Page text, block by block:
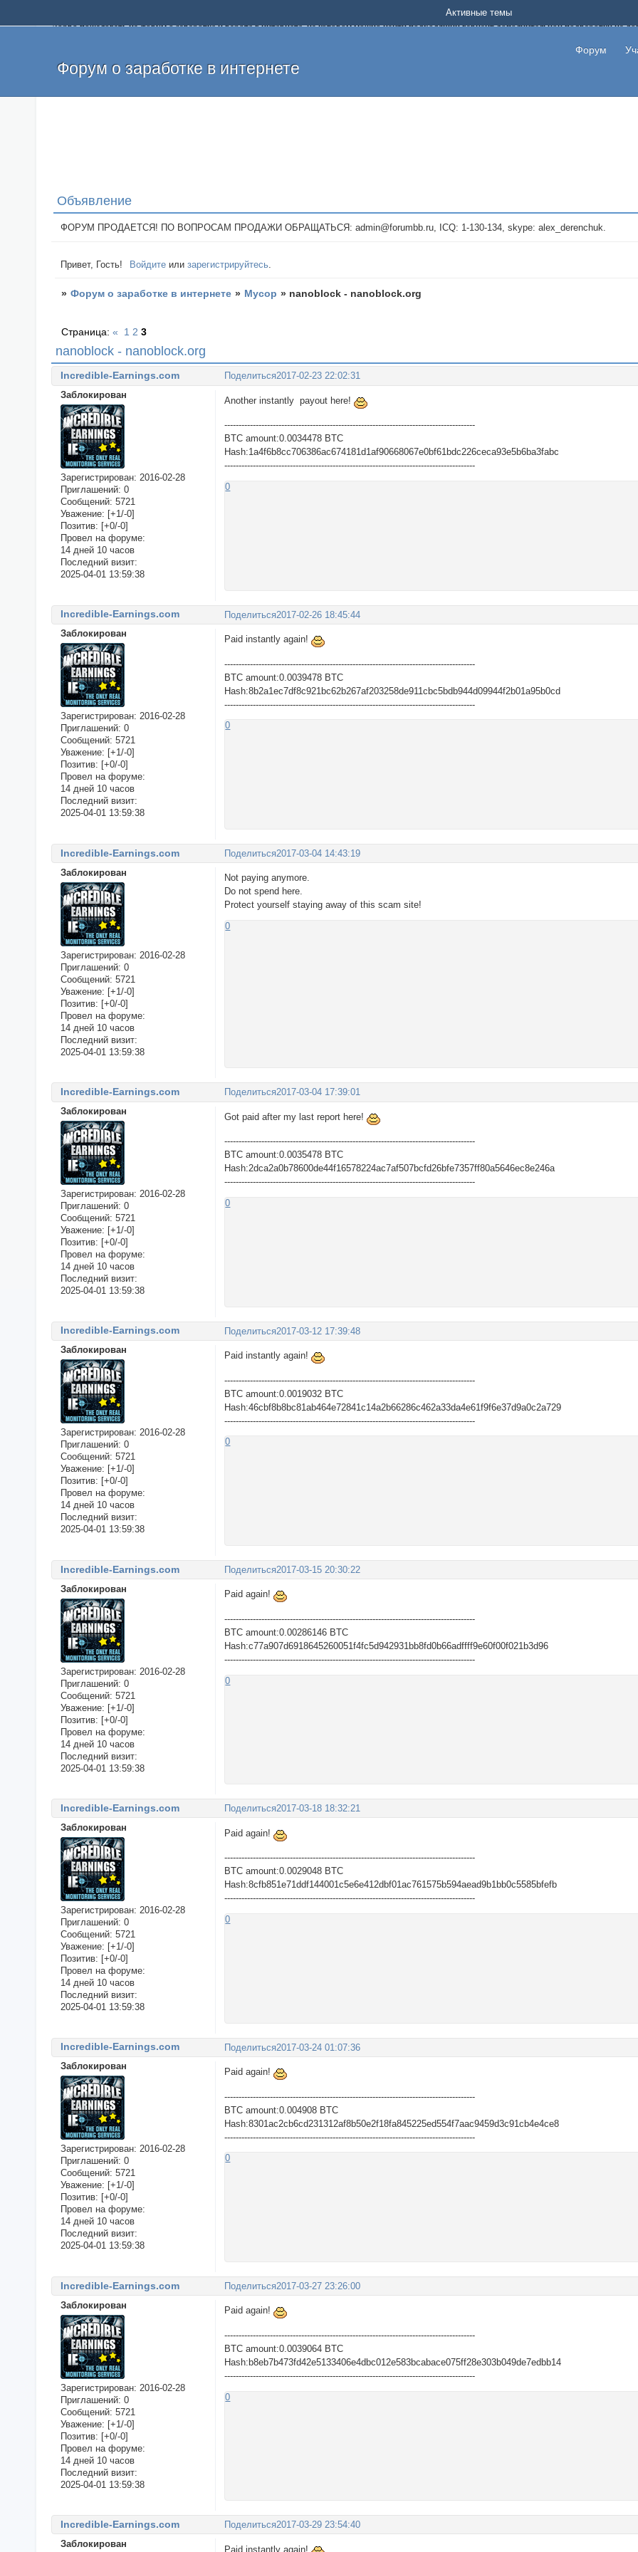
Добро пожаловать на форум о заработке и работе в интернете, на котором можно найти подходящий вариант дополнительной подработки на
и оставлять свои отзывы. Если вы знаете, что определенный проект или сайт не платит, то указывайте в теме что это лохотрон, чтобы другие
легкие деньги без вложений и регистрации уже сегодня. Создавайте новые темы, размещайте объявления со своими пригласительными
Форум о заработке в интернете
Форум
Активные темы
Объявление
ФОРУМ ПРОДАЕТСЯ! ПО ВОПРОСАМ ПРОДАЖИ ОБРАЩАТЬСЯ: admin@forumbb.ru, ICQ: 1-130-134, skype: alex_derenchuk.
Привет, Гость! Войдите илизарегистрируйтесь.
» Форум о заработке в интернете » Мусор » nanoblock - nanoblock.org
nanoblock - nanoblock.org
Страница:« 1 2 3
Поделиться2017-02-23 22:02:31
Incredible-Earnings.com
Заблокирован
Зарегистрирован: 2016-02-28
Приглашений: 0
Сообщений: 5721
Уважение: [+1/-0]
Позитив: [+0/-0]
Провел на форуме:
14 дней 10 часов
Последний визит:
2025-04-01 13:59:38
Another instantly payout here!
----------------------------------------------------------------------------------------
BTC amount:0.0034478 BTC
Hash:1a4f6b8cc706386ac674181d1af90668067e0bf61bdc226ceca93e5b6ba3fabc
----------------------------------------------------------------------------------------
0
Поделиться2017-02-26 18:45:44
Incredible-Earnings.com
Заблокирован
Зарегистрирован: 2016-02-28
Приглашений: 0
Сообщений: 5721
Уважение: [+1/-0]
Позитив: [+0/-0]
Провел на форуме:
14 дней 10 часов
Последний визит:
2025-04-01 13:59:38
Paid instantly again!
----------------------------------------------------------------------------------------
BTC amount:0.0039478 BTC
Hash:8b2a1ec7df8c921bc62b267af203258de911cbc5bdb944d09944f2b01a95b0cd
----------------------------------------------------------------------------------------
0
Поделиться2017-03-04 14:43:19
Incredible-Earnings.com
Заблокирован
Зарегистрирован: 2016-02-28
Приглашений: 0
Сообщений: 5721
Уважение: [+1/-0]
Позитив: [+0/-0]
Провел на форуме:
14 дней 10 часов
Последний визит:
2025-04-01 13:59:38
Not paying anymore.
Do not spend here.
Protect yourself staying away of this scam site!
0
Поделиться2017-03-04 17:39:01
Incredible-Earnings.com
Заблокирован
Зарегистрирован: 2016-02-28
Приглашений: 0
Сообщений: 5721
Уважение: [+1/-0]
Позитив: [+0/-0]
Провел на форуме:
14 дней 10 часов
Последний визит:
2025-04-01 13:59:38
Got paid after my last report here!
----------------------------------------------------------------------------------------
BTC amount:0.0035478 BTC
Hash:2dca2a0b78600de44f16578224ac7af507bcfd26bfe7357ff80a5646ec8e246a
----------------------------------------------------------------------------------------
0
Поделиться2017-03-12 17:39:48
Incredible-Earnings.com
Заблокирован
Зарегистрирован: 2016-02-28
Приглашений: 0
Сообщений: 5721
Уважение: [+1/-0]
Позитив: [+0/-0]
Провел на форуме:
14 дней 10 часов
Последний визит:
2025-04-01 13:59:38
Paid instantly again!
----------------------------------------------------------------------------------------
BTC amount:0.0019032 BTC
Hash:46cbf8b8bc81ab464e72841c14a2b66286c462a33da4e61f9f6e37d9a0c2a729
----------------------------------------------------------------------------------------
0
Поделиться2017-03-15 20:30:22
Incredible-Earnings.com
Заблокирован
Зарегистрирован: 2016-02-28
Приглашений: 0
Сообщений: 5721
Уважение: [+1/-0]
Позитив: [+0/-0]
Провел на форуме:
14 дней 10 часов
Последний визит:
2025-04-01 13:59:38
Paid again!
----------------------------------------------------------------------------------------
BTC amount:0.00286146 BTC
Hash:c77a907d6918645260051f4fc5d942931bb8fd0b66adffff9e60f00f021b3d96
----------------------------------------------------------------------------------------
0
Поделиться2017-03-18 18:32:21
Incredible-Earnings.com
Заблокирован
Зарегистрирован: 2016-02-28
Приглашений: 0
Сообщений: 5721
Уважение: [+1/-0]
Позитив: [+0/-0]
Провел на форуме:
14 дней 10 часов
Последний визит:
2025-04-01 13:59:38
Paid again!
----------------------------------------------------------------------------------------
BTC amount:0.0029048 BTC
Hash:8cfb851e71ddf144001c5e6e412dbf01ac761575b594aead9b1bb0c5585bfefb
----------------------------------------------------------------------------------------
0
Поделиться2017-03-24 01:07:36
Incredible-Earnings.com
Заблокирован
Зарегистрирован: 2016-02-28
Приглашений: 0
Сообщений: 5721
Уважение: [+1/-0]
Позитив: [+0/-0]
Провел на форуме:
14 дней 10 часов
Последний визит:
2025-04-01 13:59:38
Paid again!
----------------------------------------------------------------------------------------
BTC amount:0.004908 BTC
Hash:8301ac2cb6cd231312af8b50e2f18fa845225ed554f7aac9459d3c91cb4e4ce8
----------------------------------------------------------------------------------------
0
Поделиться2017-03-27 23:26:00
Incredible-Earnings.com
Заблокирован
Зарегистрирован: 2016-02-28
Приглашений: 0
Сообщений: 5721
Уважение: [+1/-0]
Позитив: [+0/-0]
Провел на форуме:
14 дней 10 часов
Последний визит:
2025-04-01 13:59:38
Paid again!
----------------------------------------------------------------------------------------
BTC amount:0.0039064 BTC
Hash:b8eb7b473fd42e5133406e4dbc012e583bcabace075ff28e303b049de7edbb14
----------------------------------------------------------------------------------------
0
Поделиться2017-03-29 23:54:40
Incredible-Earnings.com
Заблокирован
Paid instantly again!